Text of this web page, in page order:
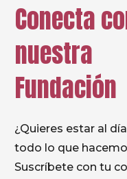
Conecta
nuestra
Fundación
¿Quieres estar al
todo lo que
Suscríbete con tu